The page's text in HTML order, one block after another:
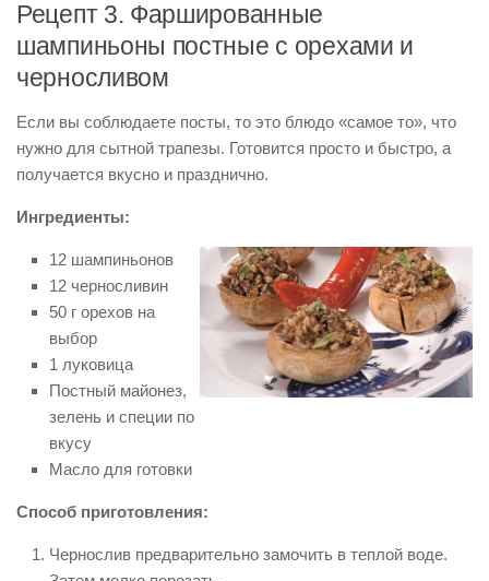
Рецепт 3. Фаршированные
шампиньоны постные с орехами и
черносливом
Если вы соблюдаете посты, то это блюдо «самое то», что
нужно для сытной трапезы. Готовится просто и быстро, а
получается вкусно и празднично.
Ингредиенты:
12 шампиньонов
12 черносливин
50 г орехов на
выбор
1 луковица
Постный майонез,
зелень и специи по
вкусу
Масло для готовки
Способ приготовления:
Чернослив предварительно замочить в теплой воде.